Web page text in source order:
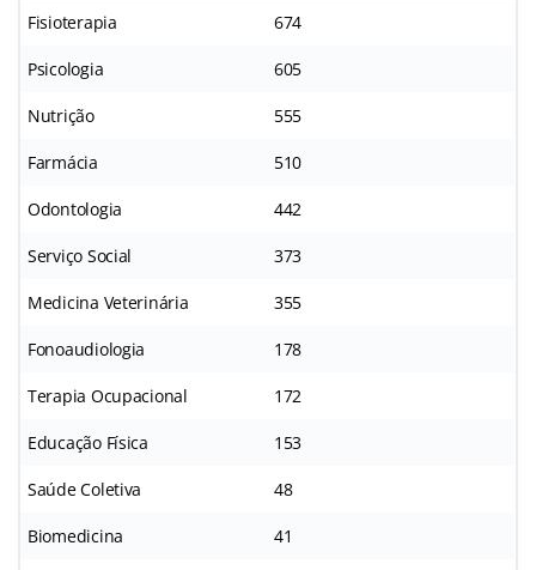
Fisioterapia 674
Psicologia 605
Nutrição 555
Farmácia 510
Odontologia 442
Serviço Social 373
Medicina Veterinária 355
Fonoaudiologia 178
Terapia Ocupacional 172
Educação Física 153
Saúde Coletiva 48
Biomedicina 41